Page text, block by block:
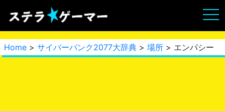
Home > サイバーパンク2077大辞典 > 場所 > エンパシー